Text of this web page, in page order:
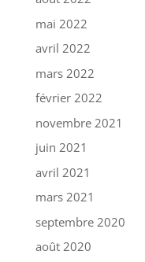
mai 2022
avril 2022
mars 2022
février 2022
novembre 2021
juin 2021
avril 2021
mars 2021
septembre 2020
août 2020